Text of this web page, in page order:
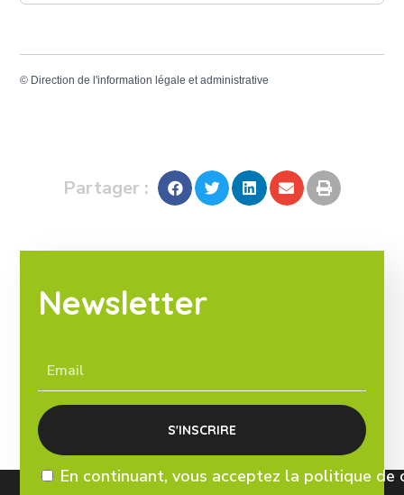
© Direction de l'information légale et administrative
Partager :
Newsletter
En continuant, vous acceptez la politique